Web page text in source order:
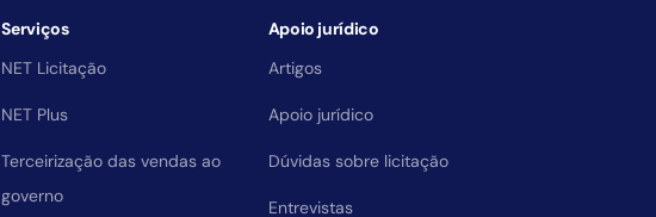
Serviços
NET Licitação
NET Plus
Terceirização das vendas ao
governo
Apoio jurídico
Artigos
Apoio jurídico
Dúvidas sobre licitação
Entrevistas